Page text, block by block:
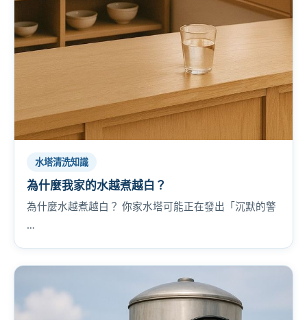
水塔清洗知識
為什麼我家的水越煮越白？
為什麼水越煮越白？ 你家水塔可能正在發出「沉默的警
…